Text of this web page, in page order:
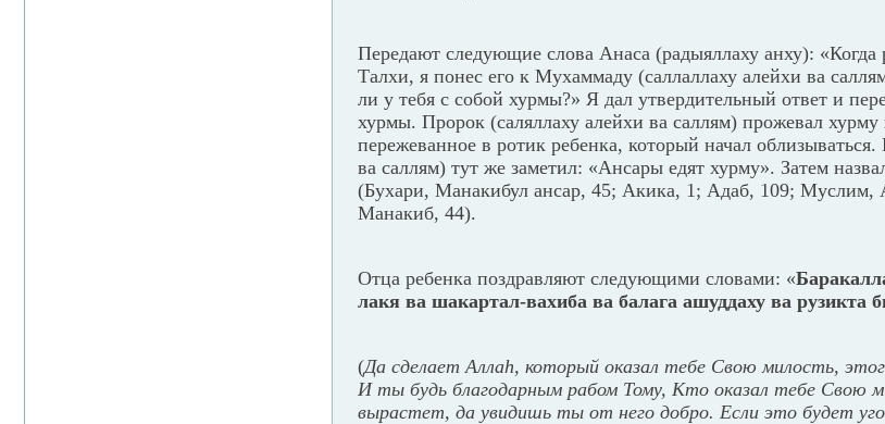
Передают следующие слова Анаса (радыяллаху анху):
Талхи, я понес его к Мухаммаду (саллаллаху алейхи ва
ли у тебя с собой хурмы?» Я дал утвердительный ответ и
хурмы. Пророк (саляллаху алейхи ва саллям) прожевал
пережеванное в ротик ребенка, который начал
ва саллям) тут же заметил: «Ансары едят хурму». Затем
(Бухари, Манакибул ансар, 45; Акика, 1; Адаб, 109; Муслим,
Манакиб, 44).
Отца ребенка поздравляют следующими словами: «
лакя ва шакартал-вахиба ва балага ашуддаху ва рузикта
(Да сделает Аллаh, который оказал тебе Свою милость,
И ты будь благодарным рабом Тому, Кто оказал тебе Свою
вырастет, да увидишь ты от него добро. Если это будет